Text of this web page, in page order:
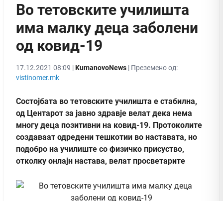
Во тетовските училишта
има малку деца заболени
од ковид-19
17.12.2021 08:09 |KumanovoNews | Преземено од:
vistinomer.mk
Состојбата во тетовските училишта е стабилна,
од Центарот за јавно здравје велат дека нема
многу деца позитивни на ковид-19. Протоколите
создаваат одредени тешкотии во наставата, но
подобро на училиште со физичко присуство,
отколку онлајн настава, велат просветарите